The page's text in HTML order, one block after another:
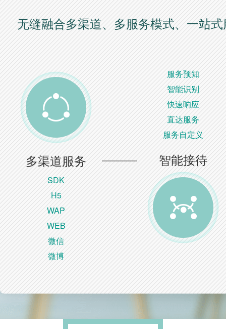
无缝融合多渠道、多服务模式、一站
多渠道服务
SDK
H5
WAP
WEB
微信
微博
服务预知
智能识别
快速响应
直达服务
服务自定义
智能接待